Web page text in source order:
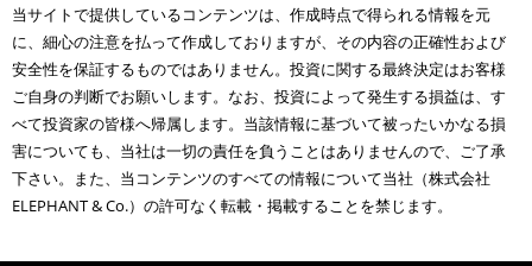
当サイトで提供しているコンテンツは、作成時点で得られる情報を元
に、細心の注意を払って作成しておりますが、その内容の正確性および
安全性を保証するものではありません。投資に関する最終決定はお客様
ご自身の判断でお願いします。なお、投資によって発生する損益は、す
べて投資家の皆様へ帰属します。当該情報に基づいて被ったいかなる損
害についても、当社は一切の責任を負うことはありませんので、ご了承
下さい。また、当コンテンツのすべての情報について当社（株式会社
ELEPHANT & Co.）の許可なく転載・掲載することを禁じます。